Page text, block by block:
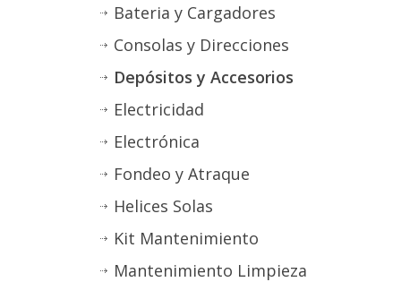
Bateria y Cargadores
Consolas y Direcciones
Depósitos y Accesorios
Electricidad
Electrónica
Fondeo y Atraque
Helices Solas
Kit Mantenimiento
Mantenimiento Limpieza